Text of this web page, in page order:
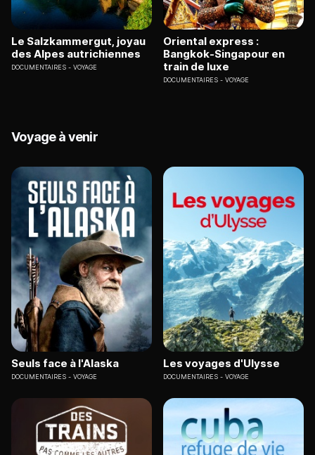
Le Salzkammergut, joyau
des Alpes autrichiennes
DOCUMENTAIRES VOYAGE
Oriental express :
Bangkok-Singapour en
train de luxe
DOCUMENTAIRES VOYAGE
Voyage à venir
Seuls face à l'Alaska
DOCUMENTAIRES VOYAGE
Les voyages d'Ulysse
DOCUMENTAIRES VOYAGE